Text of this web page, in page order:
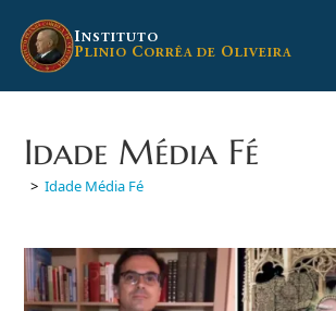
para
INSTITUTO
PLINIO CORRÊA DE OLIVEIRA
Idade Média Fé
> Idade Média Fé